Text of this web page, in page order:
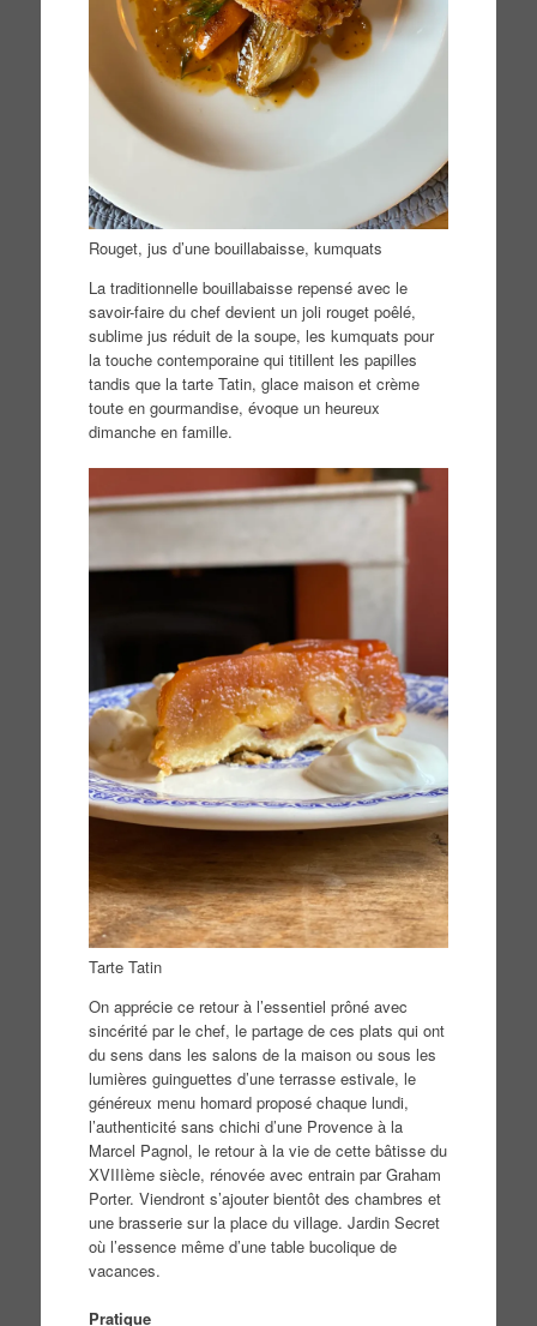
Rouget, jus d’une bouillabaisse, kumquats
La traditionnelle bouillabaisse repensé avec le
savoir-faire du chef devient un joli rouget poêlé,
sublime jus réduit de la soupe, les kumquats pour
la touche contemporaine qui titillent les papilles
tandis que la tarte Tatin, glace maison et crème
toute en gourmandise, évoque un heureux
dimanche en famille.
Tarte Tatin
On apprécie ce retour à l’essentiel prôné avec
sincérité par le chef, le partage de ces plats qui ont
du sens dans les salons de la maison ou sous les
lumières guinguettes d’une terrasse estivale, le
généreux menu homard proposé chaque lundi,
l’authenticité sans chichi d’une Provence à la
Marcel Pagnol, le retour à la vie de cette bâtisse du
XVIIIème siècle, rénovée avec entrain par Graham
Porter. Viendront s’ajouter bientôt des chambres et
une brasserie sur la place du village. Jardin Secret
où l’essence même d’une table bucolique de
vacances.
Pratique